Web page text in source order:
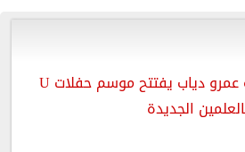
الهضبة عمرو دياب يفتتح موسم حفلات U